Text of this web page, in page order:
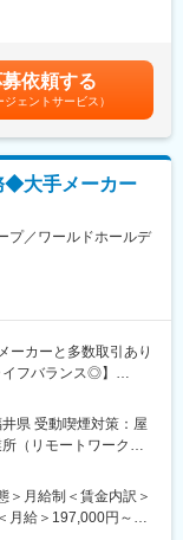
研修有）
みを補うための技術研
の指導やe-learningも
ートをいたします。
内容や勤務地の相
で働けるというワー
ます。
ルを身につけたい
めた表記です。
依頼する
ジェントサービス）
◆大手メーカー
プ／ワールドホールデ
ーカーと多数取引あり
フバランス◎】
号口改
ンジニアになるまで
県 受動喫煙対策：屋
（リモートワーク含
＞月給制＜賃金内訳＞
月給＞197,000円～